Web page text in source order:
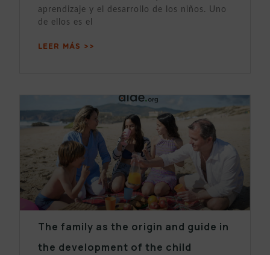
aprendizaje y el desarrollo de los niños. Uno
de ellos es el
LEER MÁS >>
The family as the origin and guide in
the development of the child